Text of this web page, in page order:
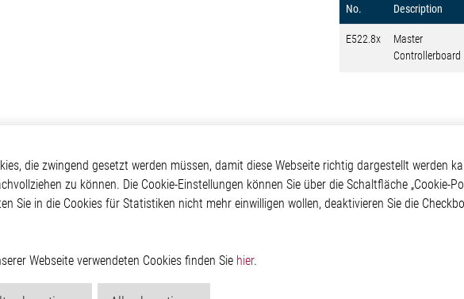
No.
Description
E522.8x
Master
Controllerboard
Safety
Convenience
Über Elmos
Unternehmen
Investor
Weitere Links
Glossar
Kontakt
Kontakt
Elmos
die zwingend gesetzt werden müssen, damit diese Webseite richtig dargestellt werden
zu können. Die Cookie-Einstellungen können Sie über die Schaltfläche „Cookie-
Sie in die Cookies für Statistiken nicht mehr einwilligen wollen, deaktivieren Sie die
Webseite verwendeten Cookies finden Sie hier.